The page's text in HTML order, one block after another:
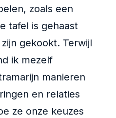
zoals een
tafel is gehaast
gekookt. Terwijl
ik mezelf
manieren
en relaties
ze onze keuzes